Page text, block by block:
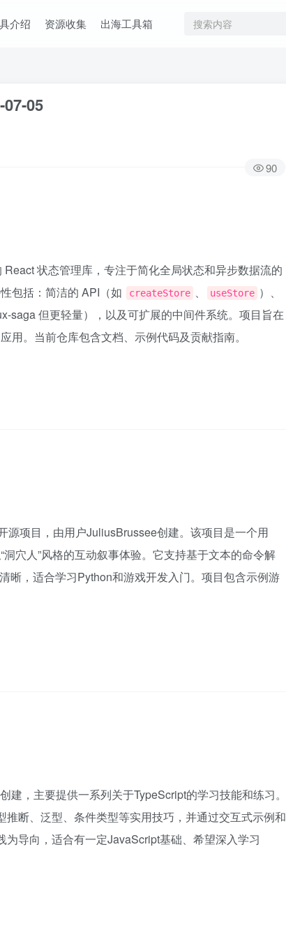
介绍 资源收集 出海工具箱
05
90
状态管理库，专注于简化全局状态和异步数据流的
包括：简洁的 API（如
createStore 、 useStore ）、
saga 但更轻量），以及可扩展的中间件系统。项目旨在
。当前仓库包含文档、示例代码及贡献指南。
源项目，由用户JuliusBrussee创建。该项目是一个用
穴人”风格的互动叙事体验。它支持基于文本的命令解
晰，适合学习Python和游戏开发入门。项目包含示例游
建，主要提供一系列关于TypeScript的学习技能和练习。
断、泛型、条件类型等实用技巧，并通过交互式示例和
导向，适合有一定JavaScript基础、希望深入学习